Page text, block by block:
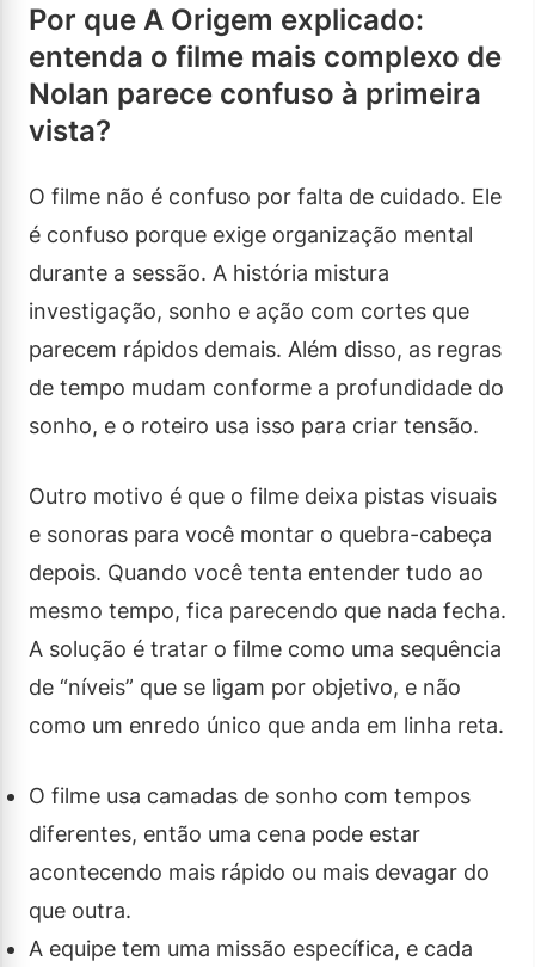
Por que A Origem explicado:
entenda o filme mais complexo de
Nolan parece confuso à primeira
vista?
O filme não é confuso por falta de cuidado. Ele
é confuso porque exige organização mental
durante a sessão. A história mistura
investigação, sonho e ação com cortes que
parecem rápidos demais. Além disso, as regras
de tempo mudam conforme a profundidade do
sonho, e o roteiro usa isso para criar tensão.
Outro motivo é que o filme deixa pistas visuais
e sonoras para você montar o quebra-cabeça
depois. Quando você tenta entender tudo ao
mesmo tempo, fica parecendo que nada fecha.
A solução é tratar o filme como uma sequência
de “níveis” que se ligam por objetivo, e não
como um enredo único que anda em linha reta.
O filme usa camadas de sonho com tempos
diferentes, então uma cena pode estar
acontecendo mais rápido ou mais devagar do
que outra.
A equipe tem uma missão específica, e cada